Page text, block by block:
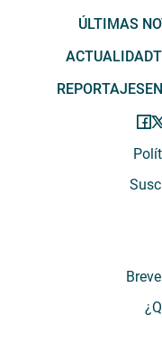
ÚLTIMAS
ACTUALIDAD
REPORTAJES